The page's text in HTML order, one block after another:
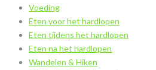
Voeding
Eten voor het hardlopen
Eten tijdens het hardlopen
Eten na het hardlopen
Wandelen & Hiken